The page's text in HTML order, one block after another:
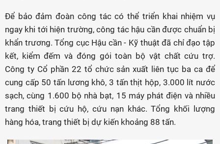
Để bảo đảm đoàn công tác có thể triển khai nhiệm vụ
ngay khi tới hiện trường, công tác hậu cần được chuẩn bị
khẩn trương. Tổng cục Hậu cần - Kỹ thuật đã chỉ đạo tập
kết, kiểm đếm và đóng gói toàn bộ vật chất cứu trợ.
Công ty Cổ phần 22 tổ chức sản xuất liên tục ba ca để
cung cấp 50 tấn lương khô, 3 tấn thịt hộp, 3.000 lít nước
sạch, cùng 1.600 bộ nhà bạt, 15 máy phát điện và nhiều
trang thiết bị cứu hộ, cứu nạn khác. Tổng khối lượng
hàng hóa, trang thiết bị dự kiến khoảng 88 tấn.